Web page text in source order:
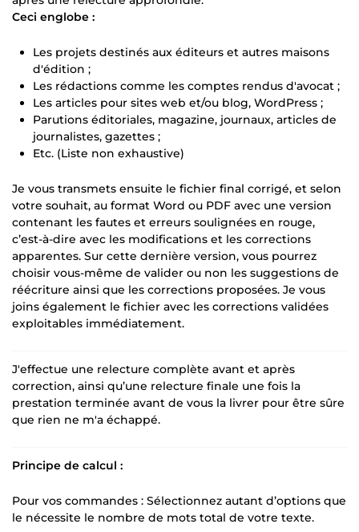
Ceci englobe :
Les projets destinés aux éditeurs et autres maisons
d'édition ;
Les rédactions comme les comptes rendus d'avocat ;
Les articles pour sites web et/ou blog, WordPress ;
Parutions éditoriales, magazine, journaux, articles de
journalistes, gazettes ;
Etc. (Liste non exhaustive)
Je vous transmets ensuite le fichier final corrigé, et selon
votre souhait, au format Word ou PDF avec une version
contenant les fautes et erreurs soulignées en rouge,
c’est-à-dire avec les modifications et les corrections
apparentes. Sur cette dernière version, vous pourrez
choisir vous-même de valider ou non les suggestions de
réécriture ainsi que les corrections proposées. Je vous
joins également le fichier avec les corrections validées
exploitables immédiatement.
J'effectue une relecture complète avant et après
correction, ainsi qu’une relecture finale une fois la
prestation terminée avant de vous la livrer pour être sûre
que rien ne m'a échappé.
Principe de calcul :
Pour vos commandes : Sélectionnez autant d’options que
le nécessite le nombre de mots total de votre texte.